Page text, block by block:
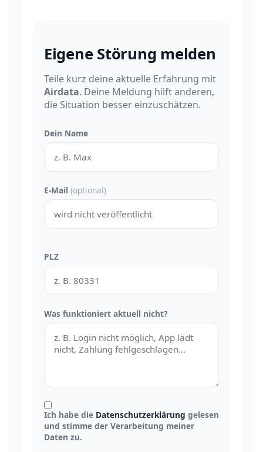
Eigene Störung melden
Teile kurz deine aktuelle Erfahrung mit
Airdata. Deine Meldung hilft anderen,
die Situation besser einzuschätzen.
Dein Name
E-Mail (optional)
PLZ
Was funktioniert aktuell nicht?
Ich habe die Datenschutzerklärung gelesen
und stimme der Verarbeitung meiner
Daten zu.